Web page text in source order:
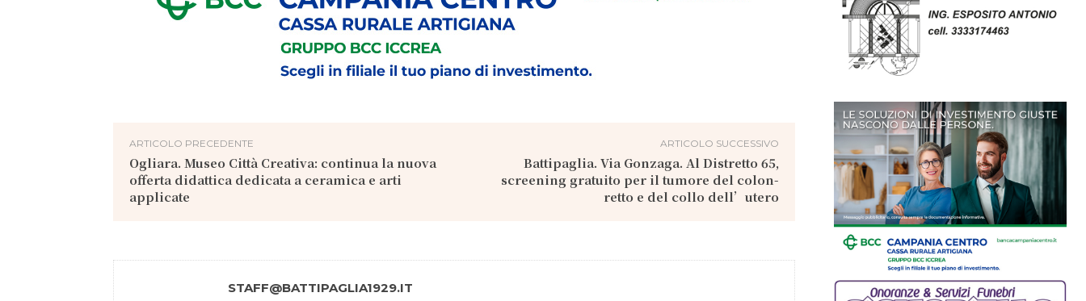
ARTICOLO PRECEDENTE
Ogliara. Museo Città Creativa: continua la nuova
offerta didattica dedicata a ceramica e arti
applicate
ARTICOLO SUCCESSIVO
Battipaglia. Via Gonzaga. Al Distretto 65,
screening gratuito per il tumore del colon-
retto e del collo dell’utero
STAFF@BATTIPAGLIA1929.IT